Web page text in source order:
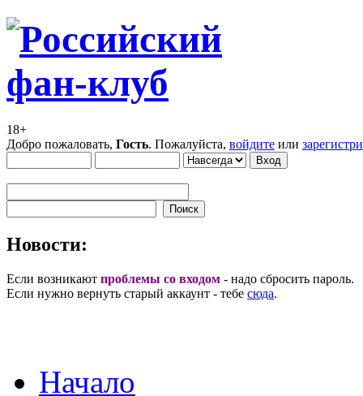
18+
Добро пожаловать, Гость. Пожалуйста, войдите или
Новости:
Если возникают проблемы со входом - надо сбросить пароль.
Если нужно вернуть старый аккаунт - тебе сюда.
Начало